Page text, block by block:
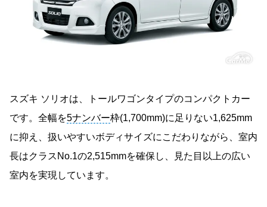
スズキ ソリオは、トールワゴンタイプのコンパクトカー
です。全幅を5ナンバー枠(1,700mm)に足りない1,625mm
に抑え、扱いやすいボディサイズにこだわりながら、室内
長はクラスNo.1の2,515mmを確保し、見た目以上の広い
室内を実現しています。